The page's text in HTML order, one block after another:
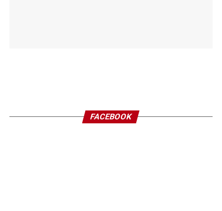
FACEBOOK